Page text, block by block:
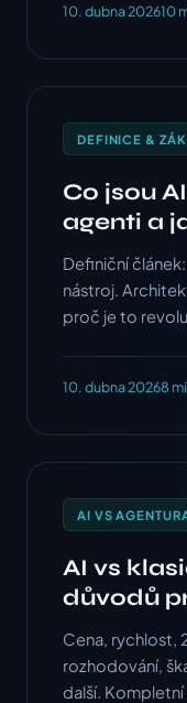
10. dubna 202610
DEFINICE &
Co jsou
agenti a
Definiční
nástroj.
proč je to
10. dubna 20268
AI VS
AI vs
důvodů
Cena, rychlost,
rozhodování,
další.